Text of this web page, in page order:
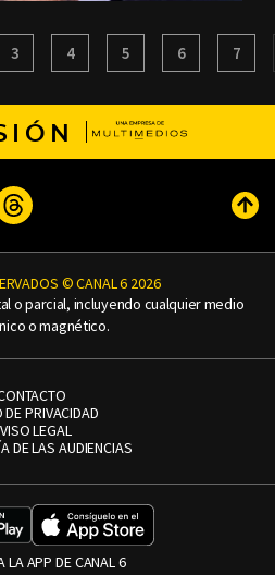
3 4 5 6 7
Threads
© CANAL 6 2026
o parcial, incluyendo cualquier medio
o magnético.
DE PRIVACIDAD
LEGAL
DE LAS AUDIENCIAS
LA APP DE CANAL 6